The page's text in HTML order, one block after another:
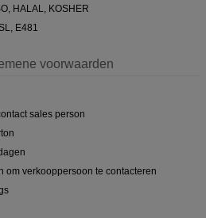
HALAL, KOSHER
E481
voorwaarden
sales person
om verkooppersoon te contacteren